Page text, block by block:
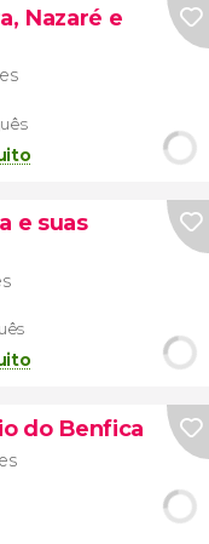
Nazaré e
e suas
do Benfica